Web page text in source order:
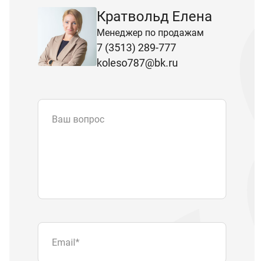
Кратвольд Елена
Менеджер по продажам
7 (3513) 289-777
koleso787@bk.ru
Ваш вопрос